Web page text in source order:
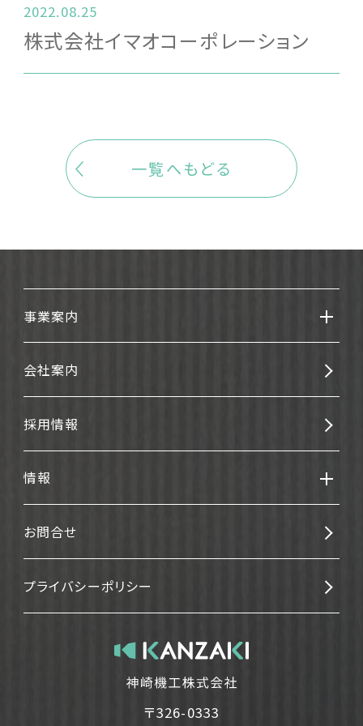
2022.08.25
株式会社イマオコーポレーション
一覧へもどる
事業案内
会社案内
採用情報
情報
お問合せ
プライバシーポリシー
〒326-0333